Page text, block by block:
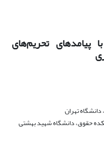
پیامدهای تحریم‌های
تهران
حقوق، دانشگاه شهید بهشتی